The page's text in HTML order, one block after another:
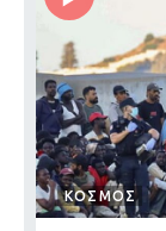
ΚΟΣΜΟΣ